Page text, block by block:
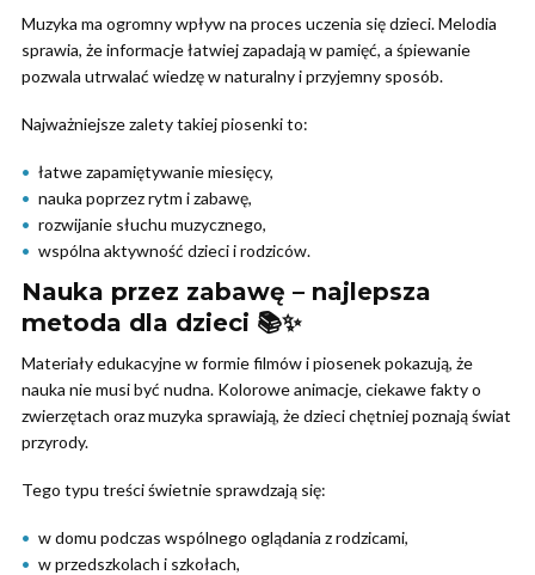
Muzyka ma ogromny wpływ na proces uczenia się dzieci. Melodia
sprawia, że informacje łatwiej zapadają w pamięć, a śpiewanie
pozwala utrwalać wiedzę w naturalny i przyjemny sposób.
Najważniejsze zalety takiej piosenki to:
łatwe zapamiętywanie miesięcy,
nauka poprzez rytm i zabawę,
rozwijanie słuchu muzycznego,
wspólna aktywność dzieci i rodziców.
Nauka przez zabawę – najlepsza
metoda dla dzieci 📚✨
Materiały edukacyjne w formie filmów i piosenek pokazują, że
nauka nie musi być nudna. Kolorowe animacje, ciekawe fakty o
zwierzętach oraz muzyka sprawiają, że dzieci chętniej poznają świat
przyrody.
Tego typu treści świetnie sprawdzają się:
w domu podczas wspólnego oglądania z rodzicami,
w przedszkolach i szkołach,